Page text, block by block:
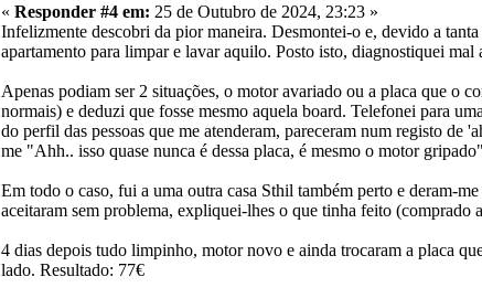
« Responder #4 em: 25 de Outubro de 2024, 23:23 »
Infelizmente descobri da pior maneira. Desmontei-o e, devido a
apartamento para limpar e lavar aquilo. Posto isto, diagnostiquei mal
Apenas podiam ser 2 situações, o motor avariado ou a placa que o
normais) e deduzi que fosse mesmo aquela board. Telefonei para
do perfil das pessoas que me atenderam, pareceram num registo de
me "Ahh.. isso quase nunca é dessa placa, é mesmo o motor
Em todo o caso, fui a uma outra casa Sthil também perto e deram-
aceitaram sem problema, expliquei-lhes o que tinha feito (comprado
4 dias depois tudo limpinho, motor novo e ainda trocaram a placa
lado. Resultado: 77€